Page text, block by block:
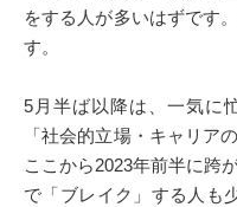
をする人が多いはずです
す。
5月半ば以降は、一気に
「社会的立場・キャリア
ここから2023年前半に跨
で「ブレイク」する人も